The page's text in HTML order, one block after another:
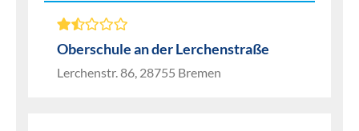
Oberschule an der Lerchenstraße
Lerchenstr. 86, 28755 Bremen